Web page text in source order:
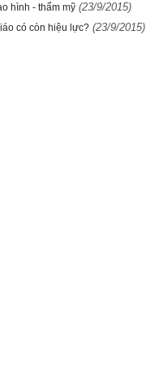
hình - thẩm mỹ (23/9/2015)
có còn hiệu lực? (23/9/2015)